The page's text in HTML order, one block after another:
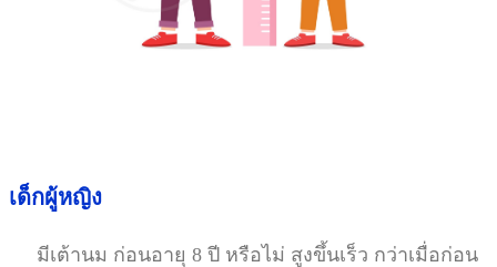
เด็กผู้หญิง
มีเต้านม ก่อนอายุ 8 ปี หรือไม่ สูงขึ้นเร็ว กว่าเมื่อก่อน